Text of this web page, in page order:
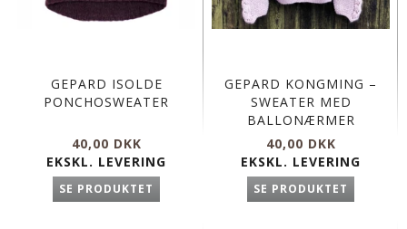
GEPARD ISOLDE
PONCHOSWEATER
40,00 DKK
EKSKL. LEVERING
SE PRODUKTET
GEPARD KONGMING –
SWEATER MED
BALLONÆRMER
40,00 DKK
EKSKL. LEVERING
SE PRODUKTET